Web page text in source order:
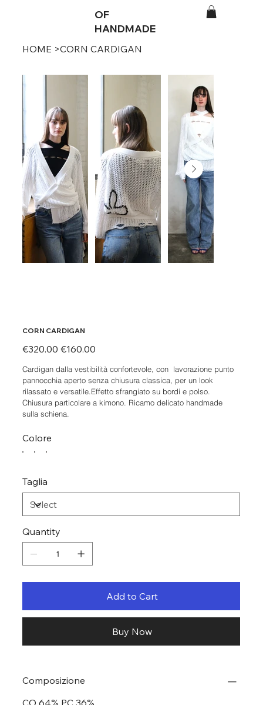
OF
HANDMADE
HOME >CORN CARDIGAN
CORN CARDIGAN
Original
price
€320.00
Sale
price
€160.00
Cardigan dalla vestibilità confortevole, con lavorazione punto
pannocchia aperto senza chiusura classica, per un look
rilassato e versatile.Effetto sfrangiato su bordi e polso.
Chiusura particolare a kimono. Ricamo delicato handmade
sulla schiena.
Colore
Taglia
Quantity
Add to Cart
Buy Now
Composizione